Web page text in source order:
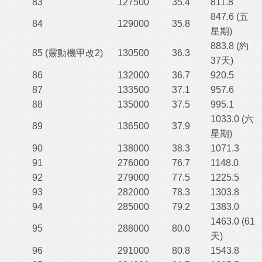
83 127500 35.4 811.8
84 129000 35.8
847.6 (五
星期)
85 (靈動機甲改2) 130500 36.3
883.8 (約
37天)
86
132000 36.7
920.5
87
133500 37.1
957.6
88
135000 37.5 995.1
89 136500 37.9
1033.0 (六
星期)
90
138000 38.3
1071.3
91
276000 76.7
1148.0
92
279000 77.5
1225.5
93
282000 78.3
1303.8
94
285000 79.2 1383.0
95 288000 80.0
1463.0 (61
天)
96
291000 80.8
1543.8